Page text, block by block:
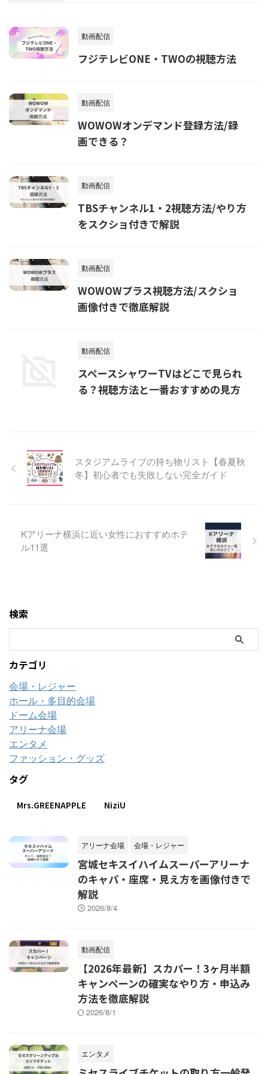
動画配信
フジテレビONE・TWOの視聴方法
動画配信
WOWOWオンデマンド登録方法/録
画できる？
動画配信
TBSチャンネル1・2視聴方法/やり方
をスクショ付きで解説
動画配信
WOWOWプラス視聴方法/スクショ
画像付きで徹底解説
動画配信
スペースシャワーTVはどこで見られ
る？視聴方法と一番おすすめの見方
スタジアムライブの持ち物リスト【春夏秋
冬】初心者でも失敗しない完全ガイド
Kアリーナ横浜に近い女性におすすめホテ
ル11選
検索
カテゴリ
会場・レジャー
ホール・多目的会場
ドーム会場
アリーナ会場
エンタメ
ファッション・グッズ
タグ
Mrs.GREENAPPLE NiziU
アリーナ会場 会場・レジャー
宮城セキスイハイムスーパーアリーナ
のキャパ・座席・見え方を画像付きで
解説
2026/8/4
動画配信
【2026年最新】スカパー！3ヶ月半額
キャンペーンの確実なやり方・申込み
方法を徹底解説
2026/8/1
エンタメ